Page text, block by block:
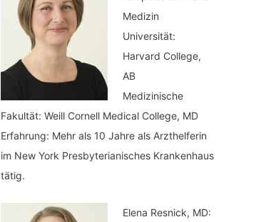
Medizin
Universität:
Harvard College,
AB
Medizinische
Fakultät: Weill Cornell Medical College, MD
Erfahrung: Mehr als 10 Jahre als Arzthelferin
im New York Presbyterianisches Krankenhaus
tätig.
Elena Resnick, MD: